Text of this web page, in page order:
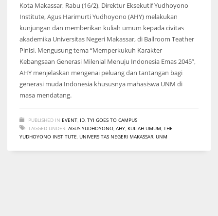
Kota Makassar, Rabu (16/2), Direktur Eksekutif Yudhoyono
Institute, Agus Harimurti Yudhoyono (AHY) melakukan
kunjungan dan memberikan kuliah umum kepada civitas
akademika Universitas Negeri Makassar, di Ballroom Teather
Pinisi. Mengusung tema “Memperkukuh Karakter
Kebangsaan Generasi Milenial Menuju Indonesia Emas 2045”,
AHY menjelaskan mengenai peluang dan tantangan bagi
generasi muda Indonesia khususnya mahasiswa UNM di
masa mendatang.
PUBLISHED IN EVENT ID TYI GOES TO CAMPUS
TAGGED UNDER: AGUS YUDHOYONO AHY KULIAH UMUM THE
YUDHOYONO INSTITUTE UNIVERSITAS NEGERI MAKASSAR UNM